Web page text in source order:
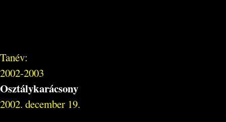
Tanév:
2002-2003
Osztálykarácsony
2002. december 19.